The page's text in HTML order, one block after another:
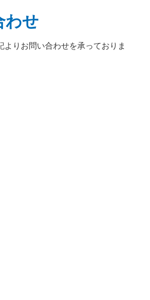
わせ
よりお問い合わせを承っておりま